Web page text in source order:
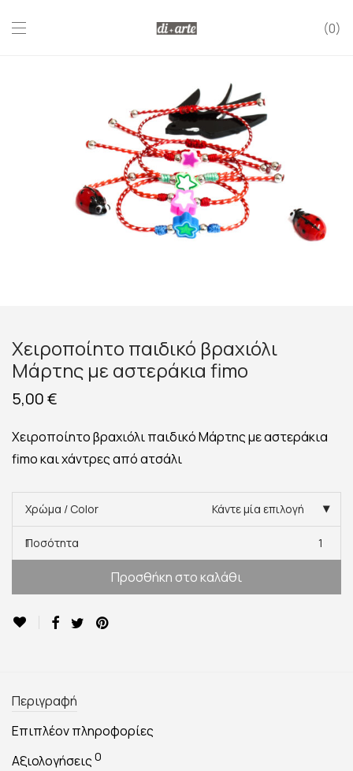
0
Χειροποίητο παιδικό βραχιόλι
Μάρτης με αστεράκια fimo
5,00€
Χειροποίητο βραχιόλι παιδικό Μάρτης με αστεράκια
fimo και χάντρες από ατσάλι
Χρώμα / Color Κάντε μία επιλογή
Ποσότητα
1
Προσθήκη στο καλάθι
Περιγραφή
Επιπλέον πληροφορίες
Αξιολογήσεις 0